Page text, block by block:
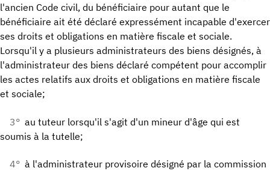
l'ancien Code civil, du bénéficiaire pour autant que le
bénéficiaire ait été déclaré expressément incapable d'exercer
ses droits et obligations en matière fiscale et sociale.
Lorsqu'il y a plusieurs administrateurs des biens désignés, à
l'administrateur des biens déclaré compétent pour accomplir
les actes relatifs aux droits et obligations en matière fiscale
et sociale;
3° au tuteur lorsqu'il s'agit d'un mineur d'âge qui est
soumis à la tutelle;
4° à l'administrateur provisoire désigné par la commission